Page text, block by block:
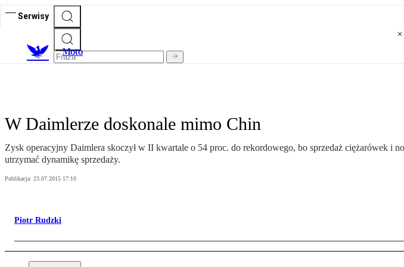
Serwisy
Moto
W Daimlerze doskonale mimo Chin
Zysk operacyjny Daimlera skoczył w II kwartale o 54 proc. do rekordowego, bo sprzedaż ciężarówek
utrzymać dynamikę sprzedaży.
Publikacja: 23.07.2015 17:10
Piotr Rudzki